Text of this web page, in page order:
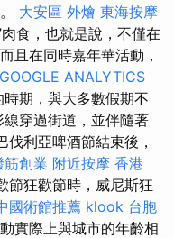
大安區 外燴 東海按摩
食，也就是說，不僅在
且在同時嘉年華活動，
GOOGLE ANALYTICS
期，與大多數假期不
穿過街道，並伴隨著
伐利亞啤酒節結束後，
筋創業 附近按摩 香港
節狂歡節時，威尼斯狂
國術館推薦 klook 台胞
實際上與城市的年齡相